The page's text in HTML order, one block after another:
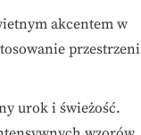
akcentem w
przestrzeni
urok i świeżość.